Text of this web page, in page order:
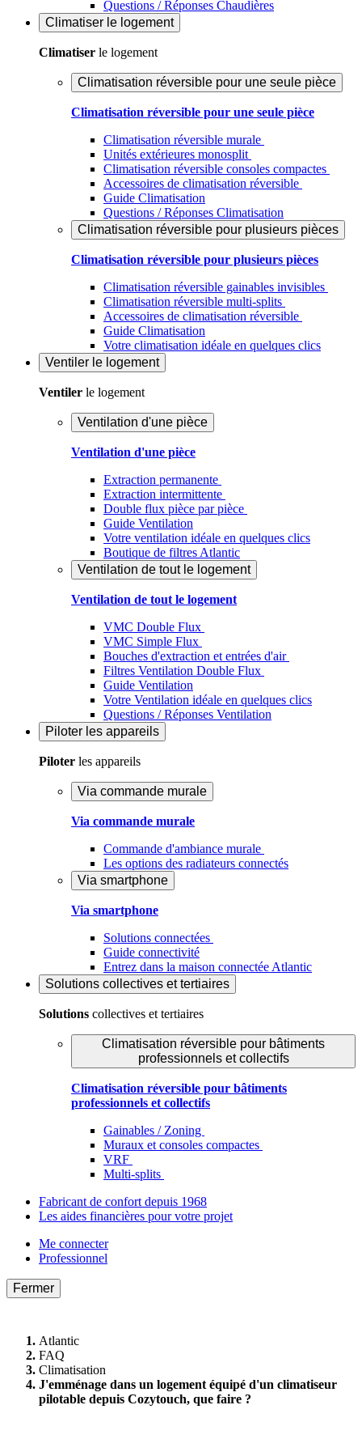
Questions / Réponses Chaudières
Climatiser le logement
Climatiser le logement
Climatisation réversible pour une seule pièce
Climatisation réversible pour une seule pièce
Climatisation réversible murale
Unités extérieures monosplit
Climatisation réversible consoles compactes
Accessoires de climatisation réversible
Guide Climatisation
Questions / Réponses Climatisation
Climatisation réversible pour plusieurs pièces
Climatisation réversible pour plusieurs pièces
Climatisation réversible gainables invisibles
Climatisation réversible multi-splits
Accessoires de climatisation réversible
Guide Climatisation
Votre climatisation idéale en quelques clics
Ventiler le logement
Ventiler le logement
Ventilation d'une pièce
Ventilation d'une pièce
Extraction permanente
Extraction intermittente
Double flux pièce par pièce
Guide Ventilation
Votre ventilation idéale en quelques clics
Boutique de filtres Atlantic
Ventilation de tout le logement
Ventilation de tout le logement
VMC Double Flux
VMC Simple Flux
Bouches d'extraction et entrées d'air
Filtres Ventilation Double Flux
Guide Ventilation
Votre Ventilation idéale en quelques clics
Questions / Réponses Ventilation
Piloter les appareils
Piloter les appareils
Via commande murale
Via commande murale
Commande d'ambiance murale
Les options des radiateurs connectés
Via smartphone
Via smartphone
Solutions connectées
Guide connectivité
Entrez dans la maison connectée Atlantic
Solutions collectives et tertiaires
Solutions collectives et tertiaires
Climatisation réversible pour bâtiments
professionnels et collectifs
Climatisation réversible pour bâtiments
professionnels et collectifs
Gainables / Zoning
Muraux et consoles compactes
VRF
Multi-splits
Fabricant de confort depuis 1968
Les aides financières pour votre projet
Me connecter
Professionnel
Fermer
Atlantic
FAQ
Climatisation
J'emménage dans un logement équipé d'un climatiseur
pilotable depuis Cozytouch, que faire ?